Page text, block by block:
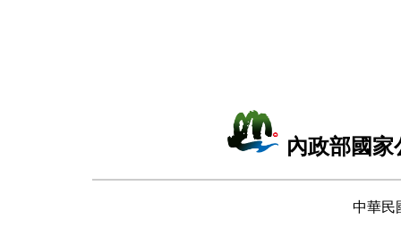
內政部國
中華民